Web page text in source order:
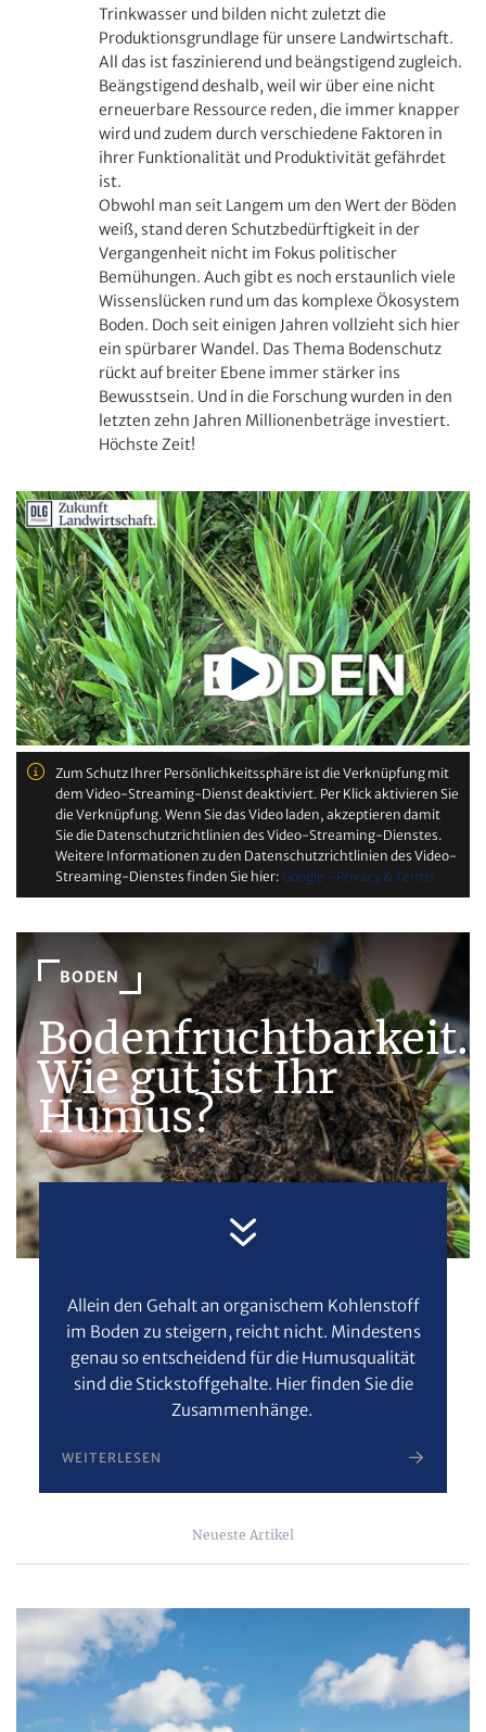
Trinkwasser und bilden nicht zuletzt die
Produktionsgrundlage für unsere Landwirtschaft.
All das ist faszinierend und beängstigend zugleich.
Beängstigend deshalb, weil wir über eine nicht
erneuerbare Ressource reden, die immer knapper
wird und zudem durch verschiedene Faktoren in
ihrer Funktionalität und Produktivität gefährdet
ist.
Obwohl man seit Langem um den Wert der Böden
weiß, stand deren Schutzbedürftigkeit in der
Vergangenheit nicht im Fokus politischer
Bemühungen. Auch gibt es noch erstaunlich viele
Wissenslücken rund um das komplexe Ökosystem
Boden. Doch seit einigen Jahren vollzieht sich hier
ein spürbarer Wandel. Das Thema Bodenschutz
rückt auf breiter Ebene immer stärker ins
Bewusstsein. Und in die Forschung wurden in den
letzten zehn Jahren Millionenbeträge investiert.
Höchste Zeit!
Zum Schutz Ihrer Persönlichkeitssphäre ist die Verknüpfung mit
dem Video-Streaming-Dienst deaktiviert. Per Klick aktivieren Sie
die Verknüpfung. Wenn Sie das Video laden, akzeptieren damit
Sie die Datenschutzrichtlinien des Video-Streaming-Dienstes.
Weitere Informationen zu den Datenschutzrichtlinien des Video-
Streaming-Dienstes finden Sie hier: Google - Privacy & Terms
BODEN
Bodenfruchtbarkeit.
Wie gut ist Ihr
Humus?
Allein den Gehalt an organischem Kohlenstoff
im Boden zu steigern, reicht nicht. Mindestens
genau so entscheidend für die Humusqualität
sind die Stickstoffgehalte. Hier finden Sie die
Zusammenhänge.
WEITERLESEN
Neueste Artikel